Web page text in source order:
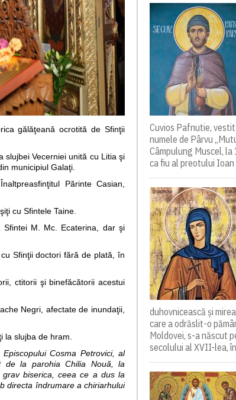
gălăţeană ocrotită de Sfinţii
slujbei Vecerniei unită cu Litia şi
municipiul Galaţi.
Părinte Casian,
cu Sfintele Taine.
M. Mc. Ecaterina, dar şi
Sfinţii doctori fără de plată, în
ctitorii şi binefăcătorii acestui
Negri, afectate de inundaţii,
la slujba de hram.
Cosma Petrovici, al
de la parohia Chilia Nouă, la
biserica, ceea ce a dus la
directa îndrumare a chiriarhului
Cuvios Pafnutie,
numele de Pârvu
Câmpulung Muscel,
ca fiu al preotului Ioan
duhovnicească și
care a odrăslit-o
Moldovei, s-a născut
secolului al XVII-lea,